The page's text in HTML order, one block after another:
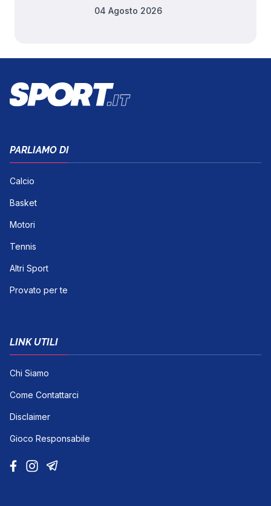
04 Agosto 2026
PARLIAMO DI
Calcio
Basket
Motori
Tennis
Altri Sport
Provato per te
LINK UTILI
Chi Siamo
Come Contattarci
Disclaimer
Gioco Responsabile